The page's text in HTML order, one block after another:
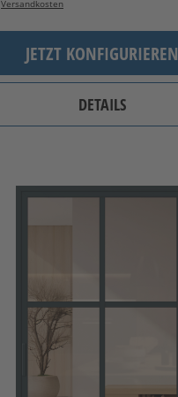
Versandkosten
JETZT KONFIGURIEREN
DETAILS